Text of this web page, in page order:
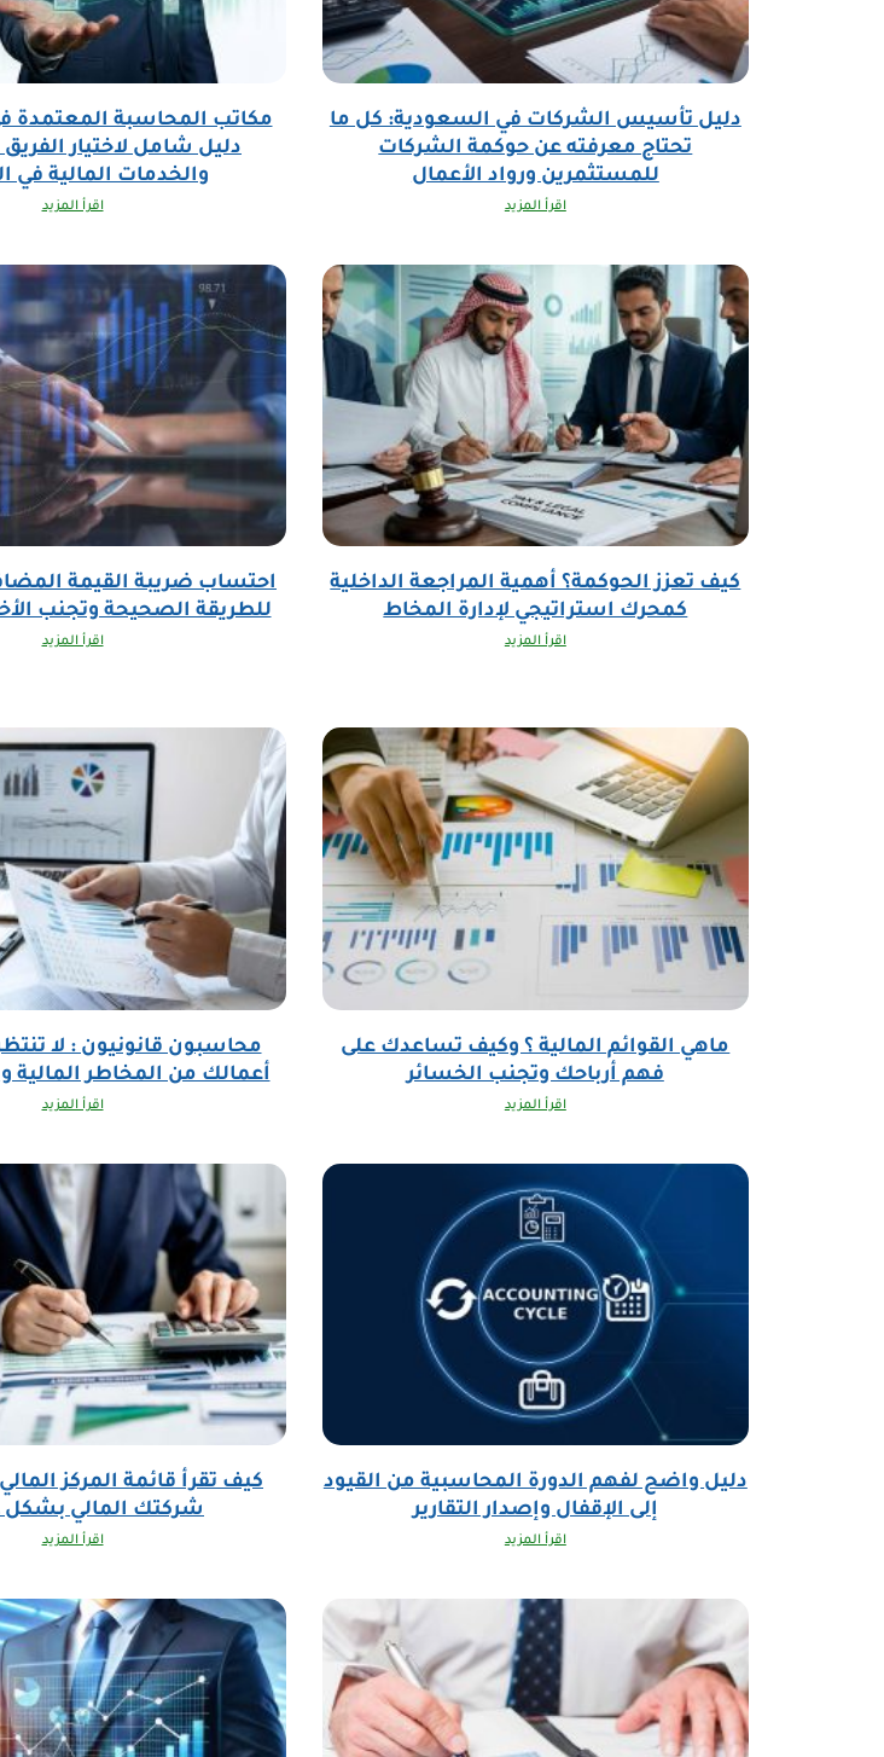
دليل تأسيس الشركات في السعودية: كل ما
تحتاج معرفته عن حوكمة الشركات
للمستثمرين ورواد الأعمال
اقرأ المزيد
مكاتب المحاسبة المعتمدة
دليل شامل لاختيار
والخدمات المالية في
اقرأ المزيد
كيف تعزز الحوكمة؟ أهمية المراجعة الداخلية
كمحرك استراتيجي لإدارة المخاط
اقرأ المزيد
احتساب ضريبة القيمة
للطريقة الصحيحة وتجنب
اقرأ المزيد
ماهي القوائم المالية ؟ وكيف تساعدك على
فهم أرباحك وتجنب الخسائر
اقرأ المزيد
محاسبون قانونيون : لا
أعمالك من المخاطر المالية
اقرأ المزيد
دليل واضح لفهم الدورة المحاسبية من القيود
إلى الإقفال وإصدار التقارير
اقرأ المزيد
كيف تقرأ قائمة المركز
شركتك المالي بشكل
اقرأ المزيد